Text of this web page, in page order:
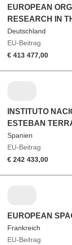
EUROPEAN
RESEARCH IN
Deutschland
EU-Beitrag
€ 413 477,00
INSTITUTO
ESTEBAN
Spanien
EU-Beitrag
€ 242 433,00
EUROPEAN
Frankreich
EU-Beitrag